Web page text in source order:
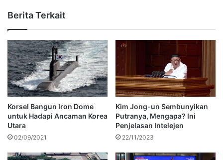
Berita Terkait
Korsel Bangun Iron Dome
untuk Hadapi Ancaman Korea
Utara
02/09/2021
Kim Jong-un Sembunyikan
Putranya, Mengapa? Ini
Penjelasan Intelejen
22/11/2023